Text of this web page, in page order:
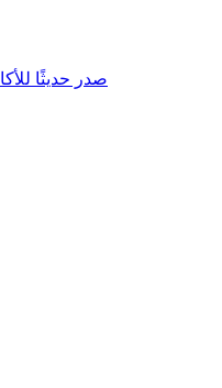
صدر حديثًا